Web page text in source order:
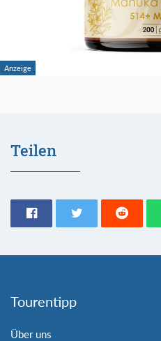
Teilen
Tourentipp
Über uns